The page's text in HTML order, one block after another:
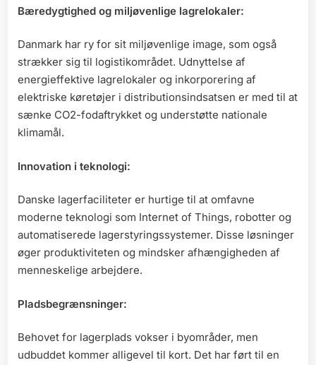
Bæredygtighed og miljøvenlige lagrelokaler:
Danmark har ry for sit miljøvenlige image, som også
strækker sig til logistikområdet. Udnyttelse af
energieffektive lagrelokaler og inkorporering af
elektriske køretøjer i distributionsindsatsen er med til at
sænke CO2-fodaftrykket og understøtte nationale
klimamål.
Innovation i teknologi:
Danske lagerfaciliteter er hurtige til at omfavne
moderne teknologi som Internet of Things, robotter og
automatiserede lagerstyringssystemer. Disse løsninger
øger produktiviteten og mindsker afhængigheden af
menneskelige arbejdere.
Pladsbegrænsninger:
Behovet for lagerplads vokser i byområder, men
udbuddet kommer alligevel til kort. Det har ført til en